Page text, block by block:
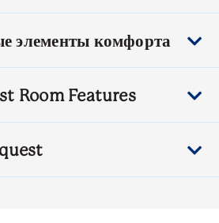
элементы комфорта
Room Features